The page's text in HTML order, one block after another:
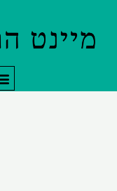
תפריט